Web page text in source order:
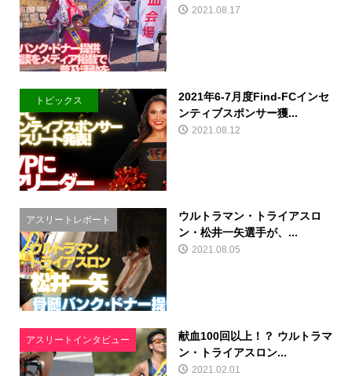
2021.08.17
トピックス
2021年6-7月度Find-FCインセ
ンティブスポンサー獲...
2021.08.12
アスリートレポート
ウルトラマン・トライアスロ
ン・松井一矢選手が、...
2021.08.05
アスリートインタビュー
献血100回以上！？ ウルトラマ
ン・トライアスロン...
2021.02.01